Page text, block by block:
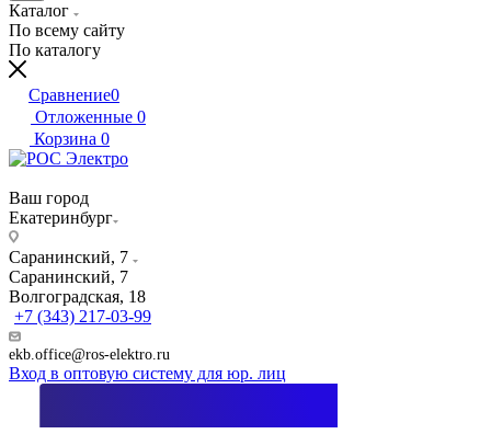
Каталог
По всему сайту
По каталогу
Сравнение0
Отложенные 0
Корзина 0
Ваш город
Екатеринбург
Саранинский, 7
Саранинский, 7
Волгоградская, 18
+7 (343) 217-03-99
ekb.office@ros-elektro.ru
Вход в оптовую систему для юр. лиц